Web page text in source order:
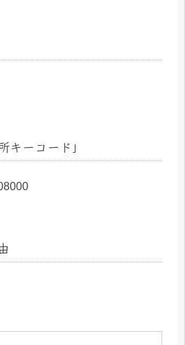
キーコード」